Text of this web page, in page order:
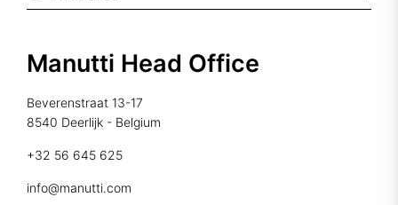
Manutti Head Office
Beverenstraat 13-17
8540 Deerlijk - Belgium
+32 56 645 625
info@manutti.com